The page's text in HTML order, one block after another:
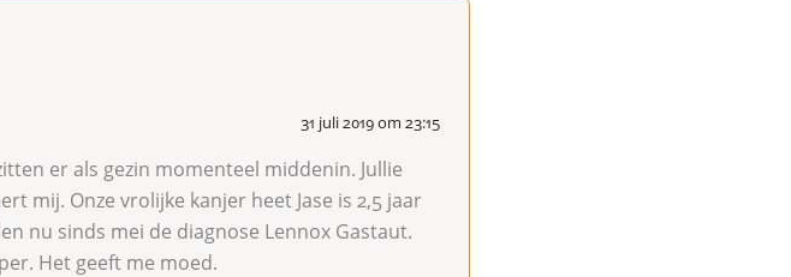
31 juli 2019 om 23:15
er als gezin momenteel middenin. Jullie
mij. Onze vrolijke kanjer heet Jase is 2,5 jaar
nu sinds mei de diagnose Lennox Gastaut.
Het geeft me moed.